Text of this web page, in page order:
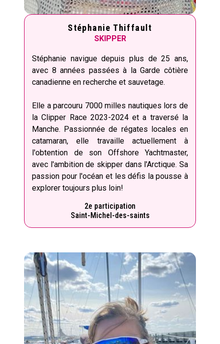
Stéphanie Thiffault
SKIPPER
Stéphanie navigue depuis plus de 25 ans,
avec 8 années passées à la Garde côtière
canadienne en recherche et sauvetage.
Elle a parcouru 7000 milles nautiques lors de
la Clipper Race 2023-2024 et a traversé la
Manche. Passionnée de régates locales en
catamaran, elle travaille actuellement à
l'obtention de son Offshore Yachtmaster,
avec l'ambition de skipper dans l'Arctique. Sa
passion pour l'océan et les défis la pousse à
explorer toujours plus loin!
2e participation
Saint-Michel-des-saints